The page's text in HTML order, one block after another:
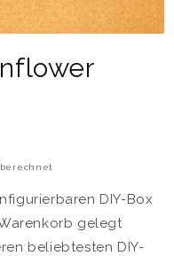
DIY-Box
gelegt
beliebtesten DIY-